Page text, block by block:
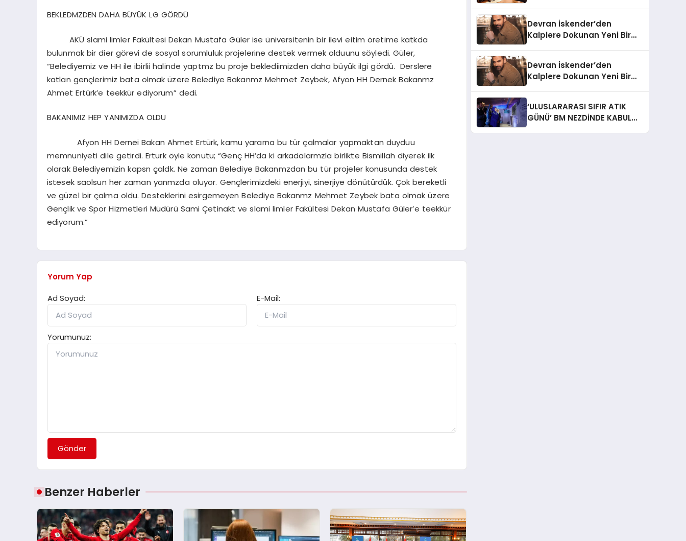
BEKLEDMZDEN DAHA BÜYÜK LG GÖRDÜ
AKÜ slami limler Fakültesi Dekan Mustafa Güler ise üniversitenin bir ilevi eitim öretime katkda
bulunmak bir dier görevi de sosyal sorumluluk projelerine destek vermek olduunu söyledi. Güler,
“Belediyemiz ve HH ile ibirlii halinde yaptmz bu proje beklediimizden daha büyük ilgi gördü. Derslere
katlan gençlerimiz bata olmak üzere Belediye Bakanmz Mehmet Zeybek, Afyon HH Dernek Bakanmz
Ahmet Ertürk’e teekkür ediyorum” dedi.
BAKANIMIZ HEP YANIMIZDA OLDU
Afyon HH Dernei Bakan Ahmet Ertürk, kamu yararna bu tür çalmalar yapmaktan duyduu
memnuniyeti dile getirdi. Ertürk öyle konutu; “Genç HH’da ki arkadalarmzla birlikte Bismillah diyerek ilk
olarak Belediyemizin kapsn çaldk. Ne zaman Belediye Bakanmzdan bu tür projeler konusunda destek
istesek saolsun her zaman yanmzda oluyor. Gençlerimizdeki enerjiyi, sinerjiye dönütürdük. Çok bereketli
ve güzel bir çalma oldu. Desteklerini esirgemeyen Belediye Bakanmz Mehmet Zeybek bata olmak üzere
Gençlik ve Spor Hizmetleri Müdürü Sami Çetinakt ve slami limler Fakültesi Dekan Mustafa Güler’e teekkür
ediyorum.”
Yorum Yap
Ad Soyad:
E-Mail:
Yorumunuz:
Gönder
Benzer Haberler
Devran İskender’den
Kalplere Dokunan Yeni Bir
Devran İskender’den
Kalplere Dokunan Yeni Bir
‘ULUSLARARASI SIFIR ATIK
GÜNÜ’ BM NEZDİNDE KABUL